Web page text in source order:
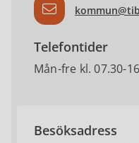
Telefontider
Mån-fre kl. 07.30-
Besöksadress